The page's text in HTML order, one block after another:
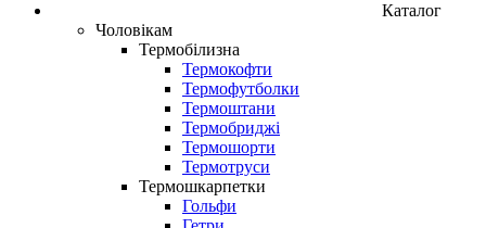
Каталог
Чоловікам
Термобілизна
Термокофти
Термофутболки
Термоштани
Термобриджі
Термошорти
Термотруси
Термошкарпетки
Гольфи